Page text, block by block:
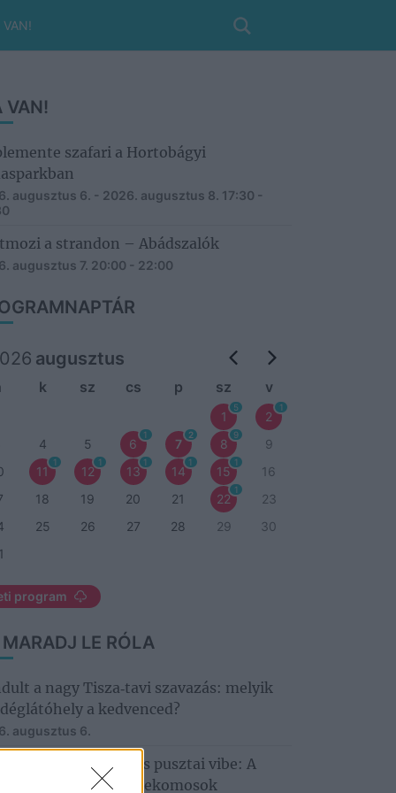
VAN!
VAN!
szafari a Hortobágyi
augusztus 6. - 2026. augusztus 8. 17:30 -
a strandon – Abádszalók
augusztus 7. 20:00 - 22:00
augusztus
k sz cs p sz v
1
5
2
1
4 5 6
1
7
2
8
9
9
11
1
12
1
13
1
14
1
15
1
16
18 19 20 21 22
1
23
25 26 27 28 29
30
program
MARADJ LE RÓLA
a nagy Tisza‑tavi szavazás: melyik
a kedvenced?
augusztus 6.
Hiperkarma és pusztai vibe: A
zárul a Telekomosok